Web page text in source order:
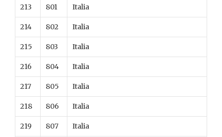
213 801 Italia
214 802 Italia
215 803 Italia
216 804 Italia
217 805 Italia
218 806 Italia
219 807 Italia